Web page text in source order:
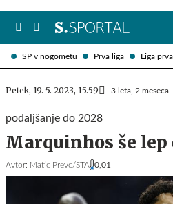
SP v nogometu Prva liga Liga
Petek, 19. 5. 2023, 15.59 3 leta, 2 meseca
podaljšanje do 2028
Marquinhos še lep
Avtor: Matic Prevc/STA 0,01